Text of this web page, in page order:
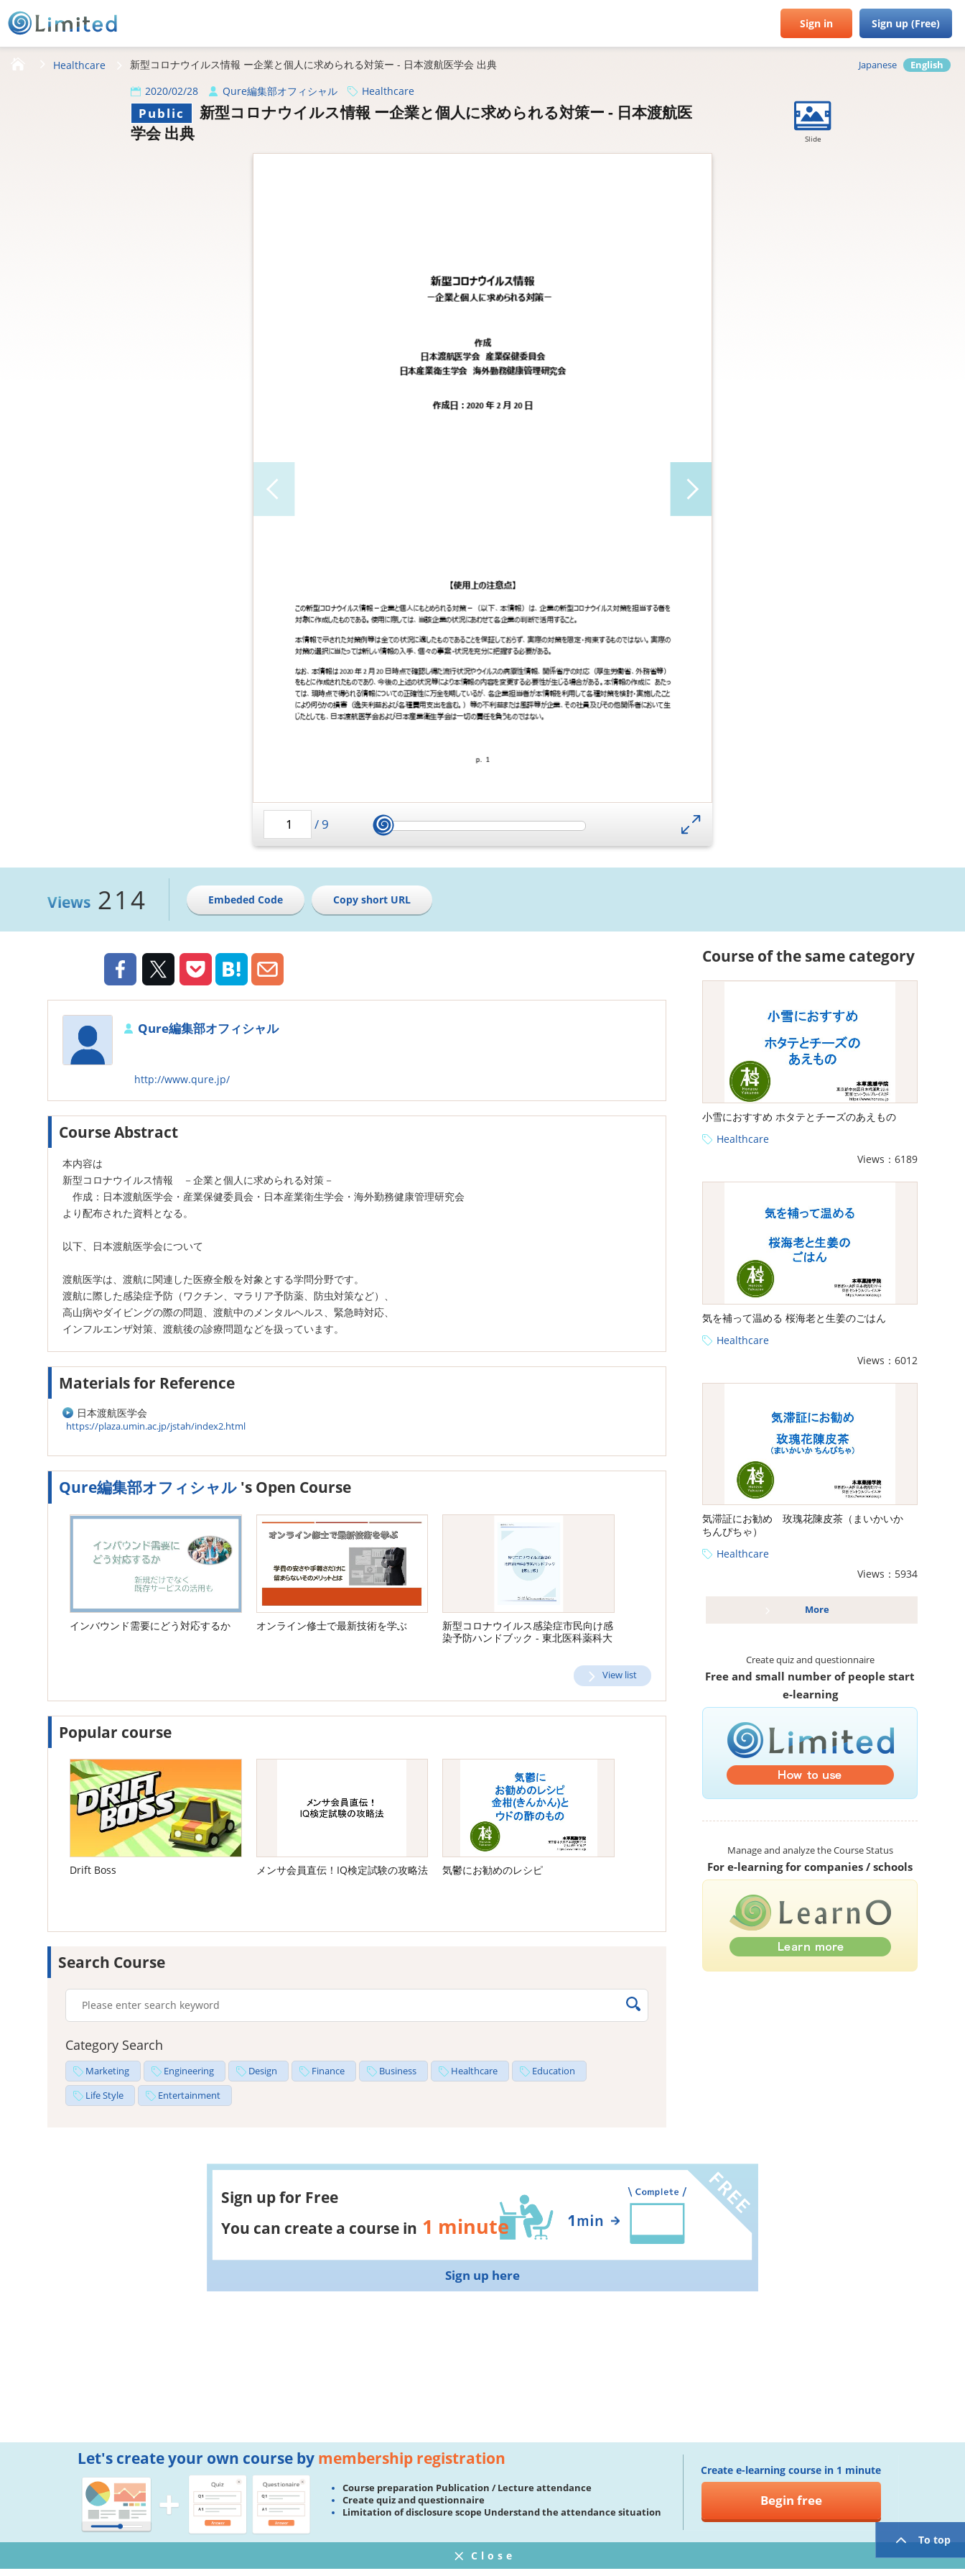
Sign in Sign up (Free)
HOMEHealthcare 新型コロナウイルス情報 ー企業と個人に求められる対策ー - 日本渡航医学会 出典 Japanese English
2020/02/28 Qure編集部オフィシャル Healthcare
Public
新型コロナウイルス情報 ー企業と個人に求められる対策ー - 日本渡航医
学会 出典
Slide
/9
Views 214 Embeded Code Copy short URL
Qure編集部オフィシャル
http://www.qure.jp/
Course Abstract
本内容は
新型コロナウイルス情報 －企業と個人に求められる対策－
作成：日本渡航医学会・産業保健委員会・日本産業衛生学会・海外勤務健康管理研究会
より配布された資料となる。
以下、日本渡航医学会について
渡航医学は、渡航に関連した医療全般を対象とする学問分野です。
渡航に際した感染症予防（ワクチン、マラリア予防薬、防虫対策など）、
高山病やダイビングの際の問題、渡航中のメンタルヘルス、緊急時対応、
インフルエンザ対策、渡航後の診療問題などを扱っています。
Materials for Reference
日本渡航医学会
https://plaza.umin.ac.jp/jstah/index2.html
Qure編集部オフィシャル 's Open Course
インバウンド需要にどう対応するか オンライン修士で最新技術を学ぶ
新型コロナウイルス感染症市⺠向け感
染予防ハンドブック - 東北医科薬科大
View list
Popular course
Drift Boss メンサ会員直伝！IQ検定試験の攻略法 気鬱にお勧めのレシピ
Search Course
Category Search
Marketing Engineering Design Finance Business Healthcare
Education
Life Style
Entertainment
Course of the same category
小雪におすすめ ホタテとチーズのあえもの
Healthcare
Views：6189
気を補って温める 桜海老と生姜のごはん
Healthcare
Views：6012
気滞証にお勧め 玫瑰花陳皮茶（まいかいか
ちんぴちゃ）
Healthcare
Views：5934
More
Create quiz and questionnaire
Free and small number of people start
e-learning
Manage and analyze the Course Status
For e-learning for companies / schools
Sign up for Free
You can create a course in 1 minute
Sign up here
To top
Let's create your own course by membership registration
Course preparation Publication / Lecture attendance
Create quiz and questionnaire
Limitation of disclosure scope Understand the attendance situation
Create e-learning course in 1 minute
Begin free
Close